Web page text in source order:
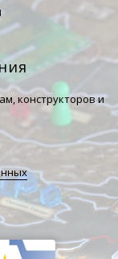
конструкторов и